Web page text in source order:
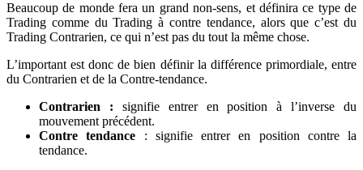
Beaucoup de monde fera un grand non-sens, et définira ce type de
Trading comme du Trading à contre tendance, alors que c’est du
Trading Contrarien, ce qui n’est pas du tout la même chose.
L’important est donc de bien définir la différence primordiale, entre
du Contrarien et de la Contre-tendance.
Contrarien : signifie entrer en position à l’inverse du
mouvement précédent.
Contre tendance : signifie entrer en position contre la
tendance.